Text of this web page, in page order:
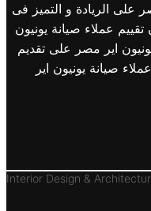
على الريادة و التميز فى
عملاء صيانة يونيون
اير مصر على تقديم
صيانة يونيون اير
Interior Design &